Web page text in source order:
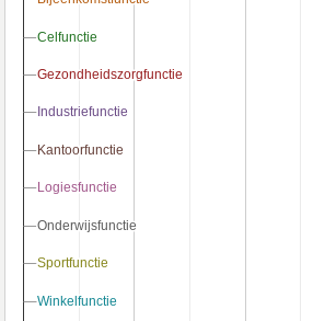
Celfunctie
Celfunctie
Gezondheidszorgfunctie
Gezondheidszorgfunctie
Industriefunctie
Industriefunctie
Kantoorfunctie
Kantoorfunctie
Logiesfunctie
Logiesfunctie
Onderwijsfunctie
Onderwijsfunctie
Sportfunctie
Sportfunctie
Winkelfunctie
Winkelfunctie